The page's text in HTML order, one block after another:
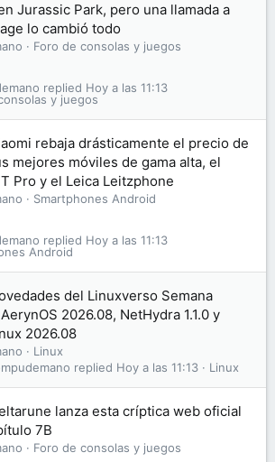
Jurassic Park, pero una llamada a
lo cambió todo
Foro de consolas y juegos
y juegos
Hoy a las 11:13
rebaja drásticamente el precio de
mejores móviles de gama alta, el
Pro y el Leica Leitzphone
Smartphones Android
Android
Hoy a las 11:13
del Linuxverso Semana
2026.08, NetHydra 1.1.0 y
2026.08
Linux
Linux
Hoy a las 11:13
lanza esta críptica web oficial
7B
Foro de consolas y juegos